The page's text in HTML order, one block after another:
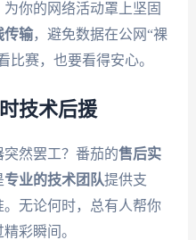
为你的网络活动罩上坚固
传输，避免数据在公网“裸
比赛，也要看得安心。
技术后援
然罢工？番茄的售后实
专业的技术团队提供支
无论何时，总有人帮你
彩瞬间。